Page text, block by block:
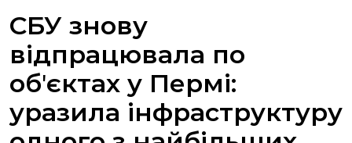
ВІДЕОГАЛЕРЕЯ
КОНТАКТИ ПРЕСЦЕНТРУ
СБУ знову
відпрацювала по
обʼєктах у Пермі:
уразила інфраструктуру